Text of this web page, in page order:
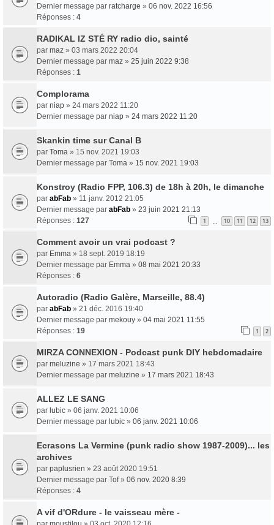
Dernier message par ratcharge » 06 nov. 2022 16:56
Réponses : 4
RADIKAL IZ STÉ RY radio dio, sainté
par maz » 03 mars 2022 20:04
Dernier message par maz » 25 juin 2022 9:38
Réponses : 1
Complorama
par niap » 24 mars 2022 11:20
Dernier message par niap » 24 mars 2022 11:20
Skankin time sur Canal B
par Toma » 15 nov. 2021 19:03
Dernier message par Toma » 15 nov. 2021 19:03
Konstroy (Radio FPP, 106.3) de 18h à 20h, le dimanche
par abFab » 11 janv. 2012 21:05
Dernier message par abFab » 23 juin 2021 21:13
Réponses : 127 1 10 11 12 13
Comment avoir un vrai podcast ?
par Emma » 18 sept. 2019 18:19
Dernier message par Emma » 08 mai 2021 20:33
Réponses : 6
Autoradio (Radio Galère, Marseille, 88.4)
par abFab » 21 déc. 2016 19:40
Dernier message par mekouy » 04 mai 2021 11:55
Réponses : 19 1 2
MIRZA CONNEXION - Podcast punk DIY hebdomadaire
par meluzine » 17 mars 2021 18:43
Dernier message par meluzine » 17 mars 2021 18:43
ALLEZ LE SANG
par lubic » 06 janv. 2021 10:06
Dernier message par lubic » 06 janv. 2021 10:06
Ecrasons La Vermine (punk radio show 1987-2009)... les
archives
par paplusrien » 23 août 2020 19:51
Dernier message par Tof» 06 nov. 2020 8:39
Réponses : 4
A vif d'ORdure - le vaisseau mère -